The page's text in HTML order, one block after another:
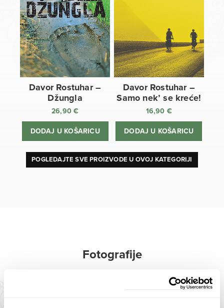
Davor Rostuhar –
Džungla
26,90€
DODAJ U KOŠARICU
Davor Rostuhar –
Samo nek’ se kreće!
16,90 €
DODAJ U KOŠARICU
POGLEDAJTE SVE PROIZVODE U OVOJ KATEGORIJI
Fotografije